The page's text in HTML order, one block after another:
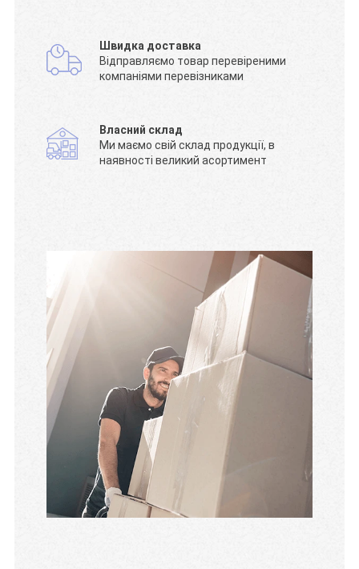
Швидка доставка
Відправляємо товар перевіреними
компаніями перевізниками
Власний склад
Ми маємо свій склад продукції, в
наявності великий асортимент